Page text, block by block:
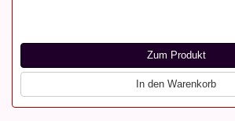
Zum Produkt
In den Warenkorb